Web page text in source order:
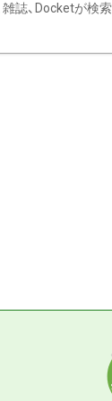
雑誌、Docketが検